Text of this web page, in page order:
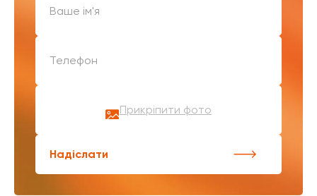
Прикріпити фото
Надіслати